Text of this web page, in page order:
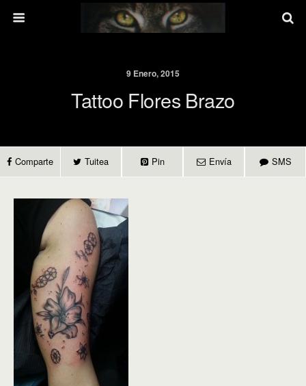
9 Enero, 2015
Tattoo Flores Brazo
Comparte Tuitea Pin Envía SMS